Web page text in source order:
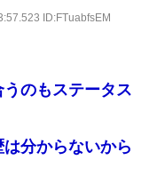
ID:FTuabfsEM
のもステータス
分からないから